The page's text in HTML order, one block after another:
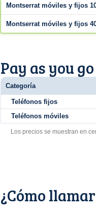
Montserrat móviles y fijos
Montserrat móviles y fijos
Pay as you
Categoría
Teléfonos fijos
Teléfonos móviles
Los precios se muestran en
¿Cómo